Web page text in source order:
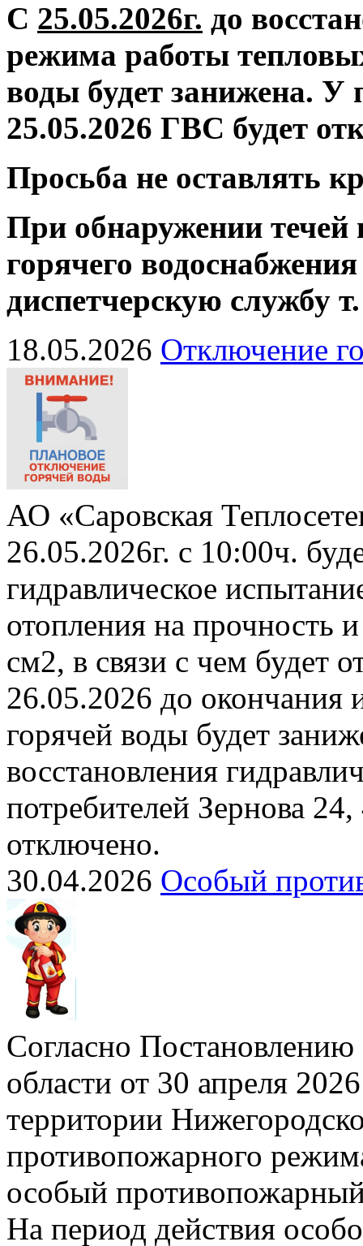
С 25.05.2026г. до
режима работы
воды будет занижена. У
25.05.2026 ГВС будет
Просьба не оставлять
При обнаружении течей
горячего
диспетчерскую службу
18.05.2026 Отключение
АО «Саровская
26.05.2026г. с 10:00ч.
гидравлическое
отопления на прочность
см2, в связи с чем будет
26.05.2026 до окончания
горячей воды будет
восстановления
потребителей Зернова
отключено.
30.04.2026 Особый
Согласно
области от 30 апреля
территории
противопожарного
особый
На период действия